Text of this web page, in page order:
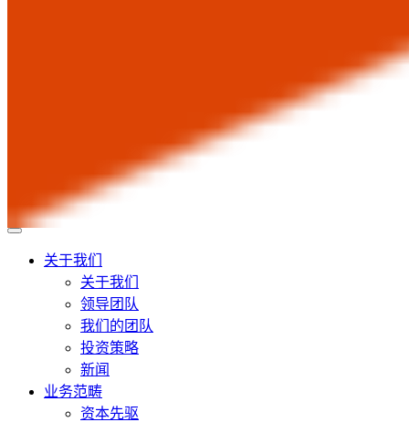
关于我们
关于我们
领导团队
我们的团队
投资策略
新闻
业务范畴
资本先驱